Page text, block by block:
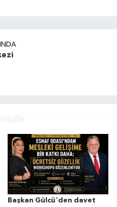
Başkan Gülcü'den davet